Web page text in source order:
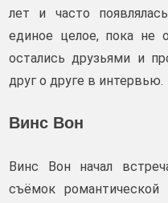
лет и часто
единое целое, пока не
остались друзьями и
друг о друге в интервью.
Винс Вон
Винс Вон начал
съёмок